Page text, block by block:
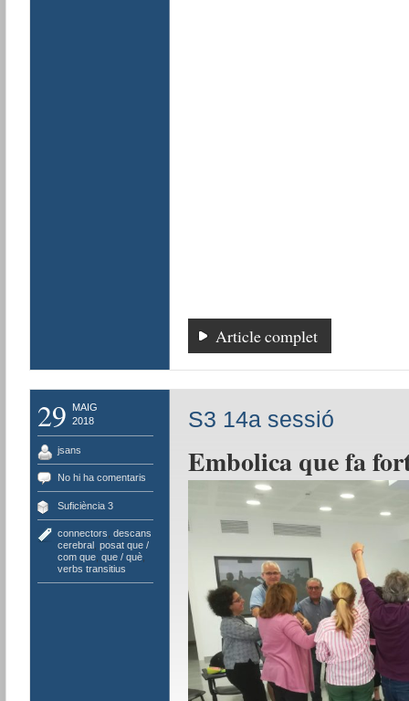
Article complet
29
MAIG
2018
jsans
No hi ha comentaris
Suficiència 3
connectors descans
cerebral, posat que /
com que, que / què,
verbs transitius
S3 14a sessió
Embolica que fa